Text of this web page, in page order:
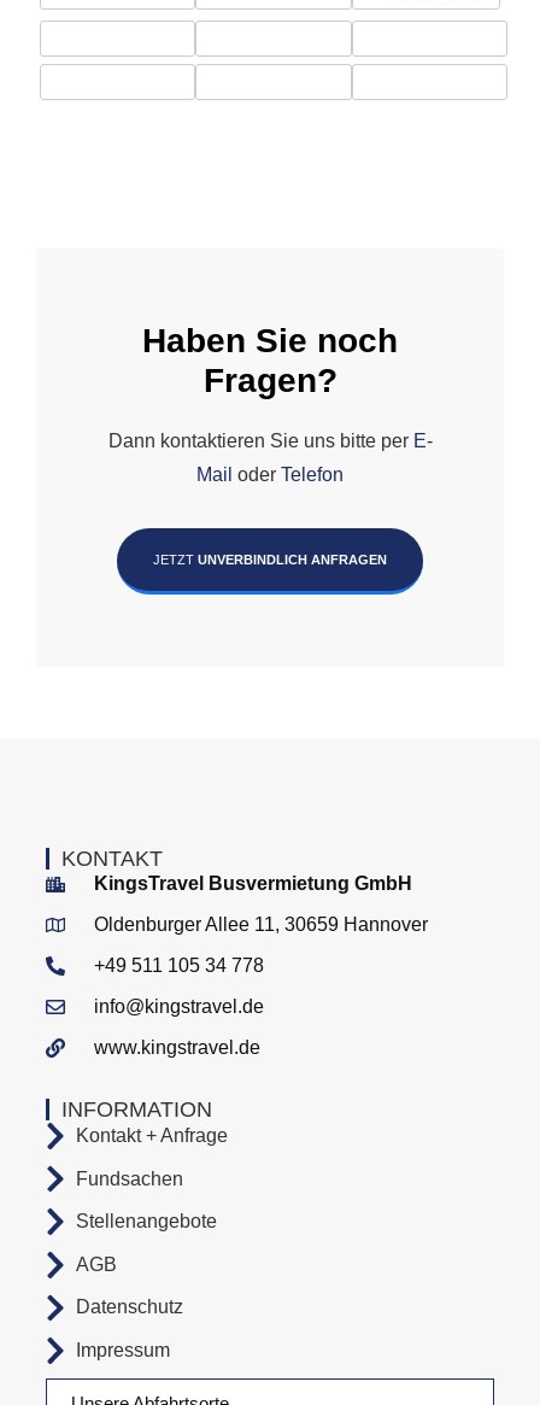
Haben Sie noch
Fragen?
Dann kontaktieren Sie uns bitte per E-
Mail oder Telefon
JETZT UNVERBINDLICH ANFRAGEN
INFORMATION
Kontakt + Anfrage
Fundsachen
Stellenangebote
AGB
Datenschutz
Impressum
KONTAKT
KingsTravel Busvermietung GmbH
Oldenburger Allee 11, 30659 Hannover
+49 511 105 34 778
info@kingstravel.de
www.kingstravel.de